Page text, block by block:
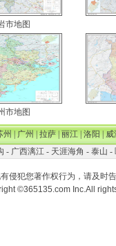
市地图
市地图
州|广州|拉萨|丽江|洛阳|威
- 广西漓江- 天涯海角 - 泰山 -
侵犯您著作权行为，请及时
©365135.com Inc.All